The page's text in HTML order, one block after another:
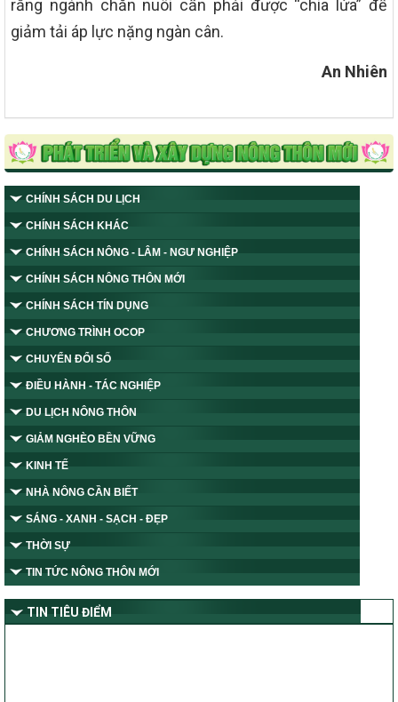
rằng ngành chăn nuôi cần phải được “chia lửa” để
giảm tải áp lực nặng ngàn cân.
An Nhiên
CHÍNH SÁCH DU LỊCH
CHÍNH SÁCH KHÁC
CHÍNH SÁCH NÔNG - LÂM - NGƯ NGHIỆP
CHÍNH SÁCH NÔNG THÔN MỚI
CHÍNH SÁCH TÍN DỤNG
CHƯƠNG TRÌNH OCOP
CHUYỂN ĐỔI SỐ
ĐIỀU HÀNH - TÁC NGHIỆP
DU LỊCH NÔNG THÔN
GIẢM NGHÈO BỀN VỮNG
KINH TẾ
NHÀ NÔNG CẦN BIẾT
SÁNG - XANH - SẠCH - ĐẸP
THỜI SỰ
TIN TỨC NÔNG THÔN MỚI
TIN TIÊU ĐIỂM